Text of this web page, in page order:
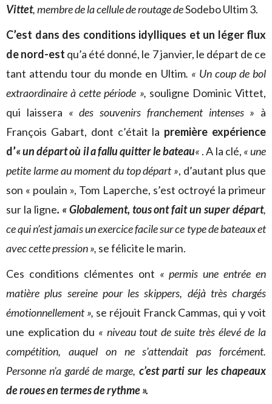
Vittet, membre de la cellule de routage deSodeboUltim 3.
C’est dans des conditions idylliques et un léger flux
de nord-est qu’a été donné, le 7 janvier, le départ de ce
tant attendu tour du monde en Ultim. « Un coup de bol
extraordinaire à cette période », souligne Dominic Vittet,
qui laissera « des souvenirs franchement intenses » à
François Gabart, dont c’était la première expérience
d’« un départ où il a fallu quitter le bateau« . A la clé, « une
petite larme au moment du top départ », d’autant plus que
son « poulain », Tom Laperche, s’est octroyé la primeur
sur la ligne. « Globalement, tous ont fait un super départ,
ce qui n’est jamais un exercice facile sur ce type de bateaux et
avec cette pression », se félicite le marin.
Ces conditions clémentes ont « permis une entrée en
matière plus sereine pour les skippers, déjà très chargés
émotionnellement », se réjouit Franck Cammas, qui y voit
une explication du « niveau tout de suite très élevé de la
compétition, auquel on ne s’attendait pas forcément.
Personne n’a gardé de marge, c’est parti sur les chapeaux
de roues en termes de rythme ».